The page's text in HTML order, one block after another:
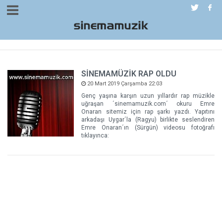
SİNEMAMÜZİK RAP OLDU
20 Mart 2019 Çarşamba 22:03
Genç yaşına karşın uzun yıllardır rap müzikle
uğraşan ´sinemamuzik.com´ okuru Emre
Onaran sitemiz için rap şarkı yazdı. Yapıtını
arkadaşı Uygar´la (Ragyu) birlikte seslendiren
Emre Onaran´ın (Sürgün) videosu fotoğrafı
tıklayınca: